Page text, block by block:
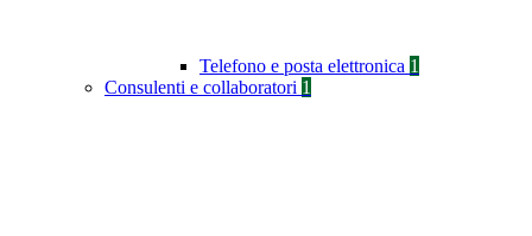
Telefono e posta elettronica 1
Consulenti e collaboratori 1